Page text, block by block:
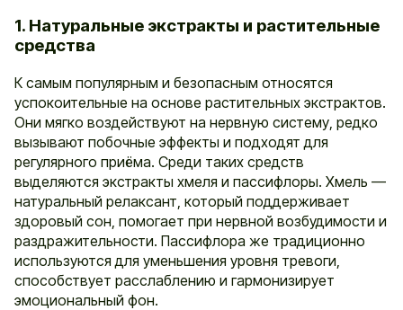
1. Натуральные экстракты и растительные
средства
К самым популярным и безопасным относятся
успокоительные на основе растительных экстрактов.
Они мягко воздействуют на нервную систему, редко
вызывают побочные эффекты и подходят для
регулярного приёма. Среди таких средств
выделяются экстракты хмеля и пассифлоры. Хмель —
натуральный релаксант, который поддерживает
здоровый сон, помогает при нервной возбудимости и
раздражительности. Пассифлора же традиционно
используются для уменьшения уровня тревоги,
способствует расслаблению и гармонизирует
эмоциональный фон.